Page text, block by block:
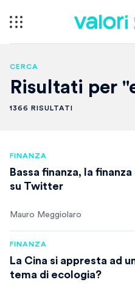
CERCA
Risultati per
1366 RISULTATI
FINANZA
Bassa finanza, la
su Twitter
Mauro Meggiolaro
FINANZA
La Cina si appresta ad
tema di ecologia?